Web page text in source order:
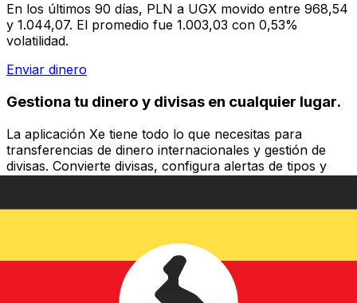
En los últimos 90 días, PLN a UGX movido entre 968,54
y 1.044,07. El promedio fue 1.003,03 con 0,53%
volatilidad.
Enviar dinero
Gestiona tu dinero y divisas en cualquier lugar.
La aplicación Xe tiene todo lo que necesitas para
transferencias de dinero internacionales y gestión de
divisas. Convierte divisas, configura alertas de tipos y